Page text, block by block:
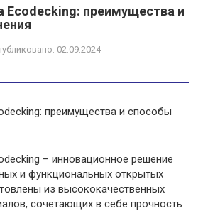
Ecodecking: преимущества и
02.09.2024
преимущества и способы
– инновационное решение
и функциональных открытых
из высококачественных
сочетающих в себе прочность